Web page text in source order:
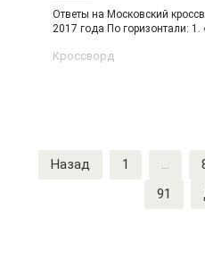
Ответы на Московский
2017 года По горизонтали: 1.
Кроссворд
Пагинация
записей
Назад 1 …
91